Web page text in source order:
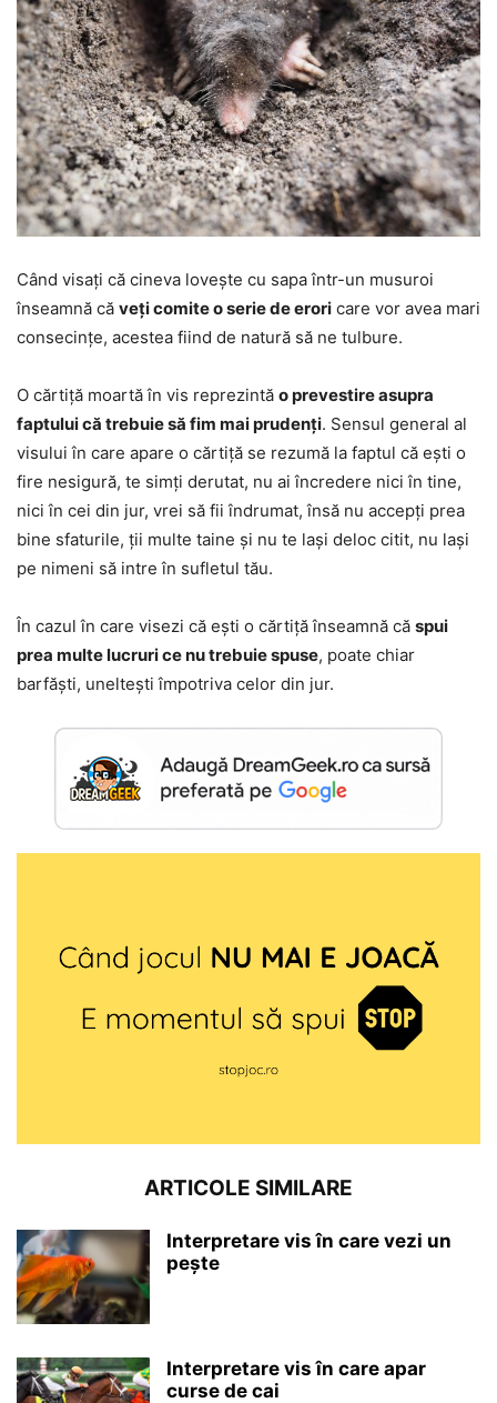
Când visați că cineva lovește cu sapa într-un musuroi
înseamnă că veți comite o serie de erori care vor avea mari
consecințe, acestea fiind de natură să ne tulbure.
O cărtiță moartă în vis reprezintă o prevestire asupra
faptului că trebuie să fim mai prudenți. Sensul general al
visului în care apare o cărtiță se rezumă la faptul că ești o
fire nesigură, te simți derutat, nu ai încredere nici în tine,
nici în cei din jur, vrei să fii îndrumat, însă nu accepți prea
bine sfaturile, ții multe taine și nu te lași deloc citit, nu lași
pe nimeni să intre în sufletul tău.
În cazul în care visezi că ești o cărtiță înseamnă că spui
prea multe lucruri ce nu trebuie spuse, poate chiar
barfăști, uneltești împotriva celor din jur.
ARTICOLE SIMILARE
Interpretare vis în care vezi un
pește
Interpretare vis în care apar
curse de cai